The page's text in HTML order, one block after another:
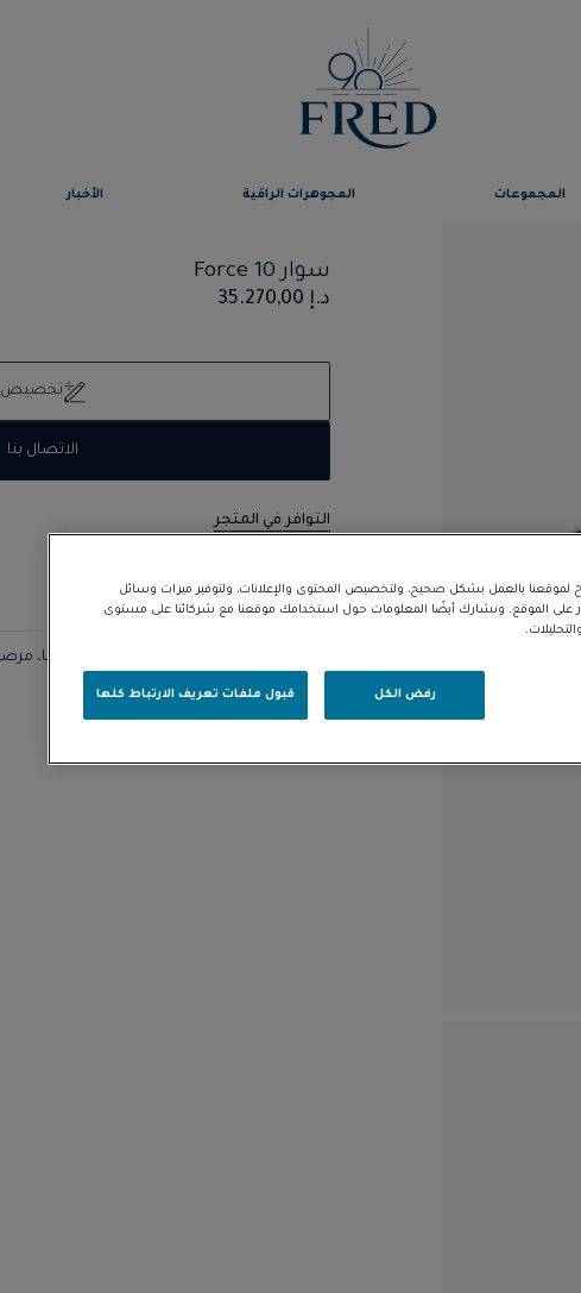
المجموعات المجوهرات الراقية الأخبار
سوار Force 10
د.إ 35.270,00
تخصيص
الاتصال بنا
التوافر في المتجر
الوصف التفاصيل
لموقعنا بالعمل بشكل صحيح، ولتخصيص المحتوى والإعلانات، ولتوفير ميزات وسائل
على الموقع. ونشارك أيضًا المعلومات حول استخدامك موقعنا مع شركائنا على مستوى
رفض الكل قبول ملفات تعريف الارتباط كلها